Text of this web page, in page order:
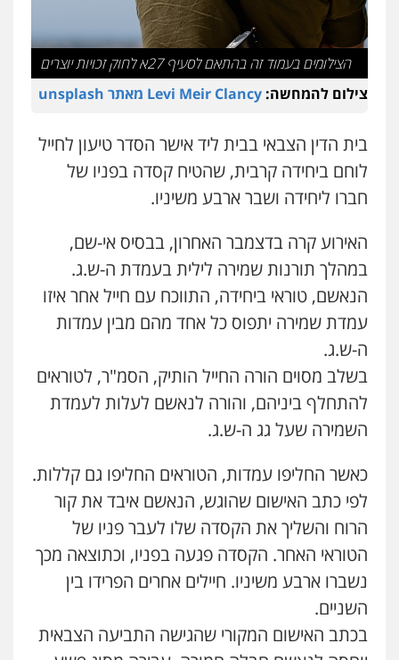
0524040052
עו"ד עינב יתח
פלילי פשיעה חמורה עורכי דין לענייני
אסירים צבאי
עו"ד בועז קניג
פלילי משפחה כלכלי
עו"ד אבי כהן
פלילי פשיעה חמורה קטינים אלימות
סמים עבירות מין
0523647066
הצילומים בעמוד זה בהתאם לסעיף 27א לחוק זכויות יוצרים
צילום להמחשה: Levi Meir Clancy מאתר unsplash
בית הדין הצבאי בבית ליד אישר הסדר טיעון לחייל
לוחם ביחידה קרבית, שהטיח קסדה בפניו של
חברו ליחידה ושבר ארבע משיניו.
האירוע קרה בדצמבר האחרון, בבסיס אי-שם,
במהלך תורנות שמירה לילית בעמדת ה-ש.ג.
הנאשם, טוראי ביחידה, התווכח עם חייל אחר איזו
עמדת שמירה יתפוס כל אחד מהם מבין עמדות
ה-ש.ג.
בשלב מסוים הורה החייל הותיק, הסמ"ר, לטוראים
להתחלף ביניהם, והורה לנאשם לעלות לעמדת
השמירה שעל גג ה-ש.ג.
כאשר החליפו עמדות, הטוראים החליפו גם קללות.
לפי כתב האישום שהוגש, הנאשם איבד את קור
הרוח והשליך את הקסדה שלו לעבר פניו של
הטוראי האחר. הקסדה פגעה בפניו, וכתוצאה מכך
נשברו ארבע משיניו. חיילים אחרים הפרידו בין
השניים.
בכתב האישום המקורי שהגישה התביעה הצבאית